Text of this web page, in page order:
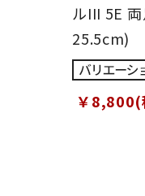
ルIII 5E
25.5cm)
￥8,800(